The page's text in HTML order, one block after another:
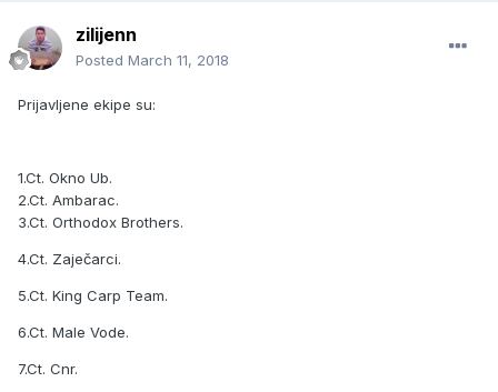
zilijenn
Posted March 11, 2018
Prijavljene ekipe su:
1.Ct. Okno Ub.
2.Ct. Ambarac.
3.Ct. Orthodox Brothers.
4.Ct. Zaječarci.
5.Ct. King Carp Team.
6.Ct. Male Vode.
7.Ct. Cnr.